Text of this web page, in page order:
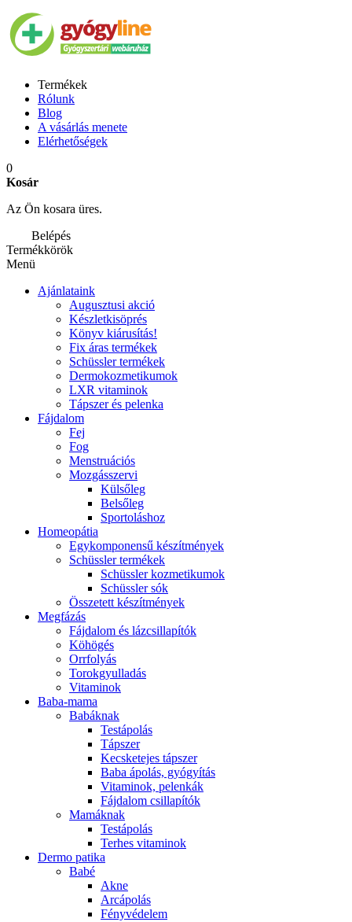
Termékek
Rólunk
Blog
A vásárlás menete
Elérhetőségek
0
Kosár
Az Ön kosara üres.
Belépés
Termékkörök
Menü
Ajánlataink
Augusztusi akció
Készletkisöprés
Könyv kiárusítás!
Fix áras termékek
Schüssler termékek
Dermokozmetikumok
LXR vitaminok
Tápszer és pelenka
Fájdalom
Fej
Fog
Menstruációs
Mozgásszervi
Külsőleg
Belsőleg
Sportoláshoz
Homeopátia
Egykomponensű készítmények
Schüssler termékek
Schüssler kozmetikumok
Schüssler sók
Összetett készítmények
Megfázás
Fájdalom és lázcsillapítók
Köhögés
Orrfolyás
Torokgyulladás
Vitaminok
Baba-mama
Babáknak
Testápolás
Tápszer
Kecsketejes tápszer
Baba ápolás, gyógyítás
Vitaminok, pelenkák
Fájdalom csillapítók
Mamáknak
Testápolás
Terhes vitaminok
Dermo patika
Babé
Akne
Arcápolás
Fényvédelem